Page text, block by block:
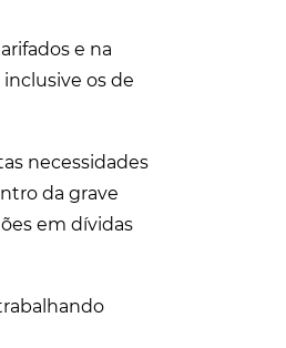
e na
os de
necessidades
da grave
em dívidas